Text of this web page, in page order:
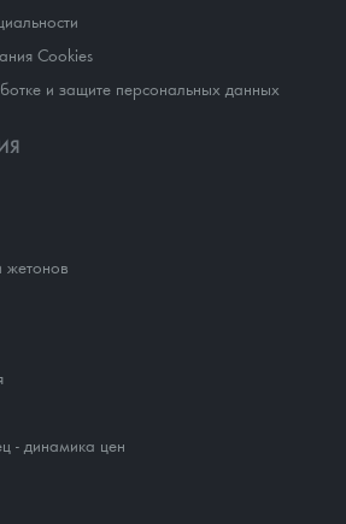
Cookies
и защите персональных данных
жетонов
- динамика цен